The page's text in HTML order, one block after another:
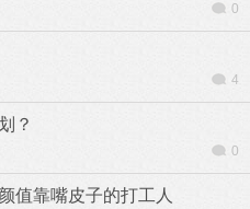
0
4
？
0
值靠嘴皮子的打工人